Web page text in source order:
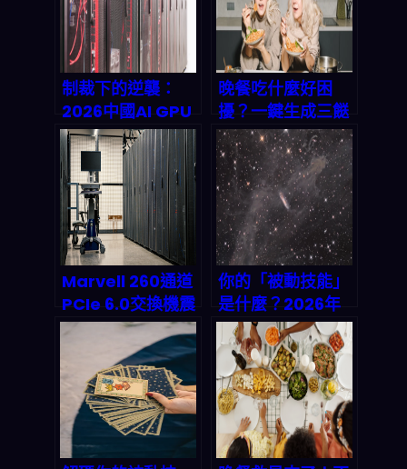
制裁下的逆襲：
2026中國AI GPU
市場重構全紀錄｜
從Nvidia暴跌
40%到華為狂飆81
萬顆的真相
晚餐吃什麼好困
擾？一鍵生成三餸
一湯，忙碌生活族
的自救指南
Marvell 260通道
PCIe 6.0交換機震
撼登場：2026 AI
資料中心帶寬瓶頸
如何徹底破解？
你的「被動技能」
是什麼？2026年
最新天賦解碼法，
比MBTI更準的人
格特質測驗